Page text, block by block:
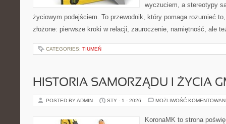
wyczuciem, a stereotypy
życiowym podejściem. To przewodnik, który pomaga rozumieć
złożone: pierwsze kroki w relacji, zauroczenie, namiętność, ale
CATEGORIES: TIUMEŃ
HISTORIA SAMORZĄDU I ŻYCIA
POSTED BY ADMIN STY - 1 - 2026 MOŻLIWOŚĆ
KoronaMK to strona